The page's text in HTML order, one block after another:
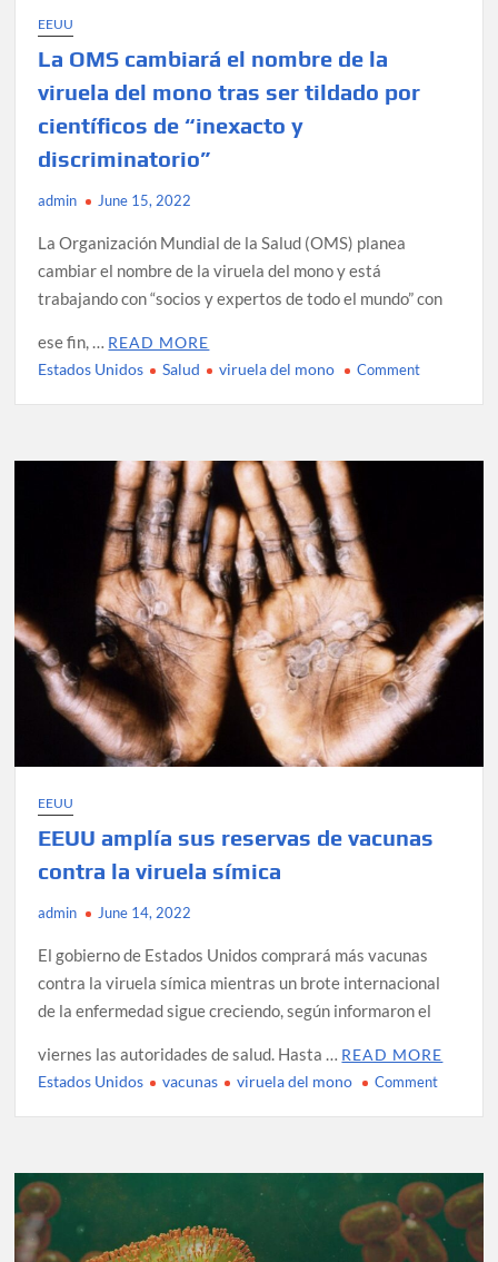
EEUU
La OMS cambiará el nombre de la
viruela del mono tras ser tildado por
científicos de “inexacto y
discriminatorio”
admin June 15, 2022
La Organización Mundial de la Salud (OMS) planea
cambiar el nombre de la viruela del mono y está
trabajando con “socios y expertos de todo el mundo” con
ese fin, … READ MORE
Estados Unidos
Salud viruela del mono Commenton
el
mono
tras
ser
tildado
por
EEUU
EEUU amplía sus reservas de vacunas
contra la viruela símica
admin June 14, 2022
El gobierno de Estados Unidos comprará más vacunas
contra la viruela símica mientras un brote internacional
de la enfermedad sigue creciendo, según informaron el
viernes las autoridades de salud. Hasta … READ MORE
Estados Unidos
vacunas viruela del mono Commenton
reservas
de
vacunas
contra